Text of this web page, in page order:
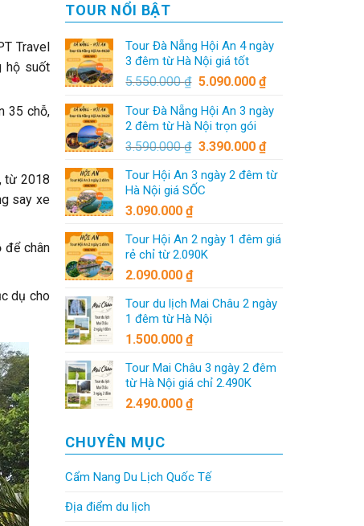
Travel
hộ suốt
35 chỗ,
từ 2018
say xe
để chân
dụ cho
TOUR NỔI BẬT
Tour Đà Nẵng Hội An 4 ngày
3 đêm từ Hà Nội giá tốt
5.550.000₫ 5.090.000₫
Tour Đà Nẵng Hội An 3 ngày
2 đêm từ Hà Nội trọn gói
3.590.000₫ 3.390.000₫
Tour Hội An 3 ngày 2 đêm từ
Hà Nội giá SỐC
3.090.000₫
Tour Hội An 2 ngày 1 đêm giá
rẻ chỉ từ 2.090K
2.090.000₫
Tour du lịch Mai Châu 2 ngày
1 đêm từ Hà Nội
1.500.000₫
Tour Mai Châu 3 ngày 2 đêm
từ Hà Nội giá chỉ 2.490K
2.490.000₫
CHUYÊN MỤC
Cẩm Nang Du Lịch Quốc Tế
Địa điểm du lịch